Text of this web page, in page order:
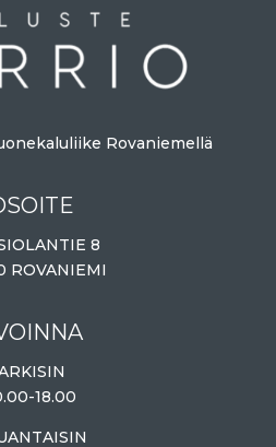
Rovaniemellä
8
ROVANIEMI
18.00